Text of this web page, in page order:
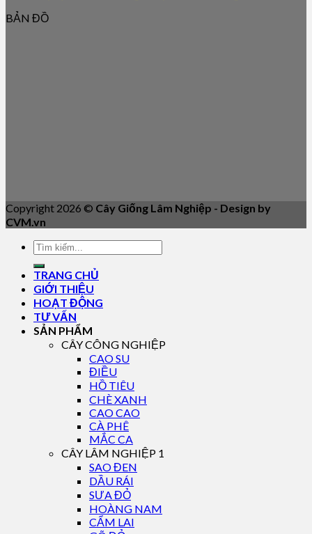
BẢN ĐỒ
Copyright 2026 © Cây Giống Lâm Nghiệp - Design by
CVM.vn
TRANG CHỦ
GIỚI THIỆU
HOẠT ĐỘNG
TƯ VẤN
SẢN PHẨM
CÂY CÔNG NGHIỆP
CAO SU
ĐIỀU
HỒ TIÊU
CHÈ XANH
CAO CAO
CÀ PHÊ
MẮC CA
CÂY LÂM NGHIỆP 1
SAO ĐEN
DẦU RÁI
SƯA ĐỎ
HOÀNG NAM
CẨM LAI